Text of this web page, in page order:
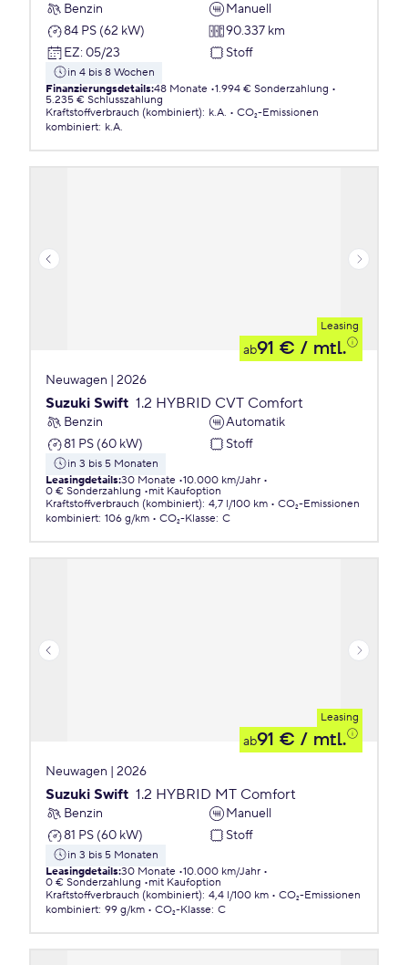
Benzin
Manuell
84 PS (62 kW)
90.337 km
EZ: 05/23 Stoff
in 4 bis 8 Wochen
Finanzierungsdetails:48 Monate 1.994 € Sonderzahlung
5.235 € Schlusszahlung
Kraftstoffverbrauch (kombiniert): k.A.
CO₂-Emissionen
kombiniert: k.A.
Leasing
ab91 € / mtl.
Neuwagen | 2026
Suzuki Swift 1.2 HYBRID CVT Comfort
Benzin
Automatik
81 PS (60 kW)
Stoff
in 3 bis 5 Monaten
Leasingdetails:30 Monate 10.000 km/Jahr
0 € Sonderzahlung
mit Kaufoption
Kraftstoffverbrauch (kombiniert): 4,7 l/100 km
CO₂-Emissionen
kombiniert: 106 g/km CO₂-Klasse: C
Leasing
ab91 € / mtl.
Neuwagen | 2026
Suzuki Swift 1.2 HYBRID MT Comfort
Benzin
Manuell
81 PS (60 kW)
Stoff
in 3 bis 5 Monaten
Leasingdetails:30 Monate 10.000 km/Jahr
0 € Sonderzahlung
mit Kaufoption
Kraftstoffverbrauch (kombiniert): 4,4 l/100 km
CO₂-Emissionen
kombiniert: 99 g/km CO₂-Klasse: C